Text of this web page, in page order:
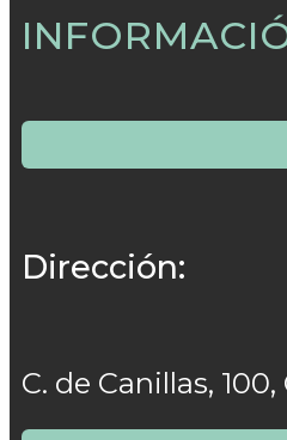
Dirección:
C. de Canillas,